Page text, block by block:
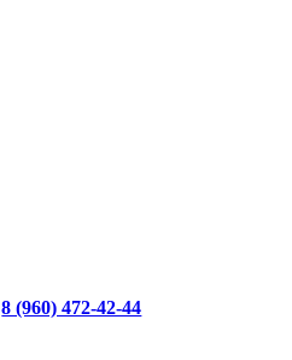
8 (960) 472-42-44